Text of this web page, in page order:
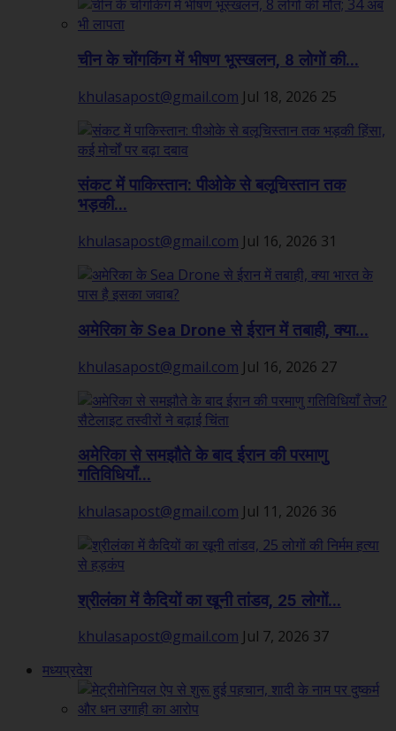
चीन के चोंगकिंग में भीषण भूस्खलन, 8 लोगों की...
khulasapost@gmail.com Jul 18, 2026 25
संकट में पाकिस्तान: पीओके से बलूचिस्तान तक
भड़की...
khulasapost@gmail.com Jul 16, 2026 31
अमेरिका के Sea Drone से ईरान में तबाही, क्या...
khulasapost@gmail.com Jul 16, 2026 27
अमेरिका से समझौते के बाद ईरान की परमाणु
गतिविधियाँ...
khulasapost@gmail.com Jul 11, 2026 36
श्रीलंका में कैदियों का खूनी तांडव, 25 लोगों...
khulasapost@gmail.com Jul 7, 2026 37
मध्यप्रदेश